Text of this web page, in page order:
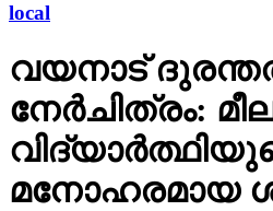
local
വയനാട്
നേർചിത്രം:
മനോഹരമായ